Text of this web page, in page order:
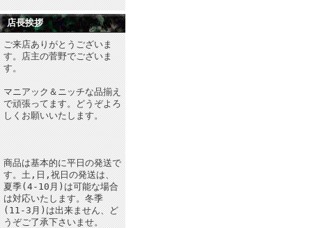
店長挨拶
ご来店ありがとうございま
す。店主の菅野でございま
す。
マニアック＆ニッチな品揃え
で頑張ってます。どうぞよろ
しくお願いいたします。
商品は基本的に平日の発送で
す。土,日,祝日の発送は、
夏季(4-10月)は可能な場合
は対応いたします。冬季
(11-3月)は出来ません、ど
うぞご了承下さいませ。